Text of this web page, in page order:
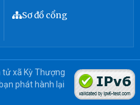
Sơ đồ cổng
tử xã Kỳ Thượng
phát hành lại